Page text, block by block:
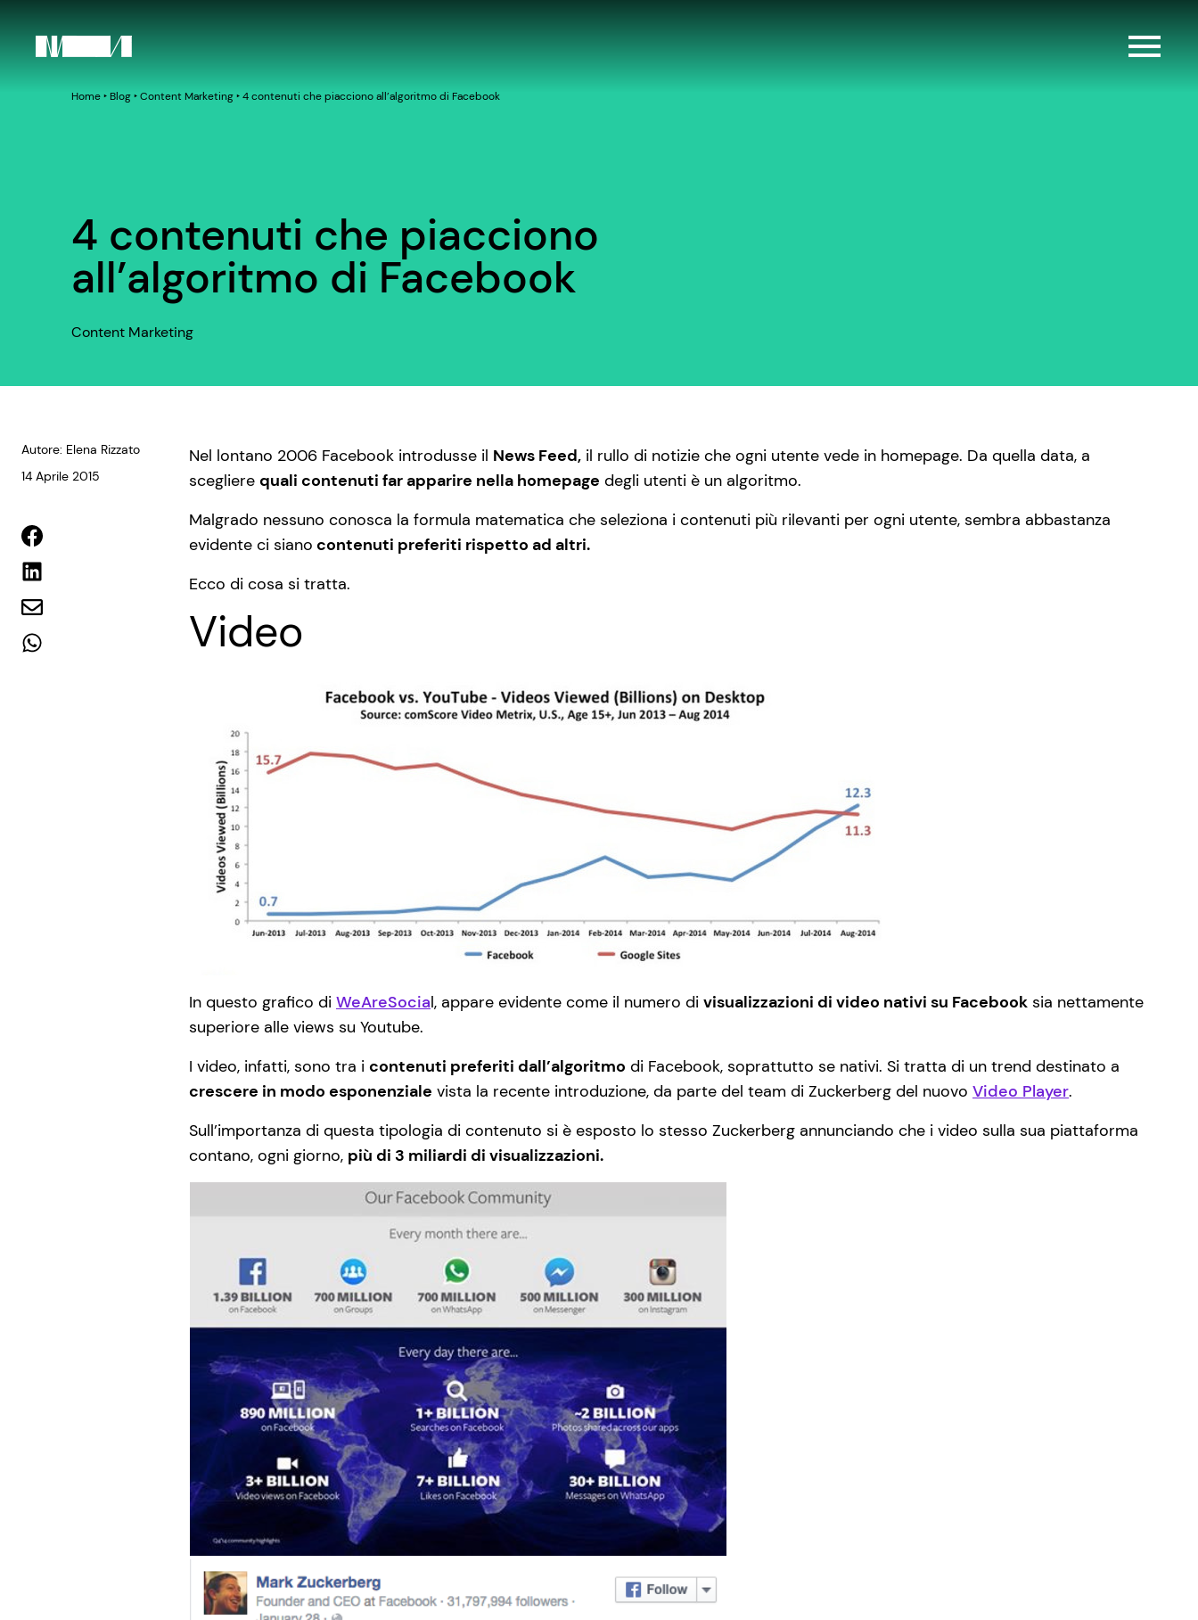
Home‣ Blog‣Content Marketing‣4 contenuti che piacciono all’algoritmo di Facebook
4 contenuti che piacciono
all’algoritmo di Facebook
Content Marketing
Autore: Elena Rizzato
14 Aprile 2015
Nel lontano 2006 Facebook introdusse il News Feed, il rullo di notizie che ogni utente vede in homepage. Da quella data, a
scegliere quali contenuti far apparire nella homepage degli utenti è un algoritmo.
Malgrado nessuno conosca la formula matematica che seleziona i contenuti più rilevanti per ogni utente, sembra abbastanza
evidente ci siano contenuti preferiti rispetto ad altri.
Ecco di cosa si tratta.
Video
In questo grafico di WeAreSocial, appare evidente come il numero di visualizzazioni di video nativi su Facebook sia nettamente
superiore alle views su Youtube.
I video, infatti, sono tra i contenuti preferiti dall’algoritmo di Facebook, soprattutto se nativi. Si tratta di un trend destinato a
crescere in modo esponenziale vista la recente introduzione, da parte del team di Zuckerberg del nuovo Video Player.
Sull’importanza di questa tipologia di contenuto si è esposto lo stesso Zuckerberg annunciando che i video sulla sua piattaforma
contano, ogni giorno, più di 3 miliardi di visualizzazioni.